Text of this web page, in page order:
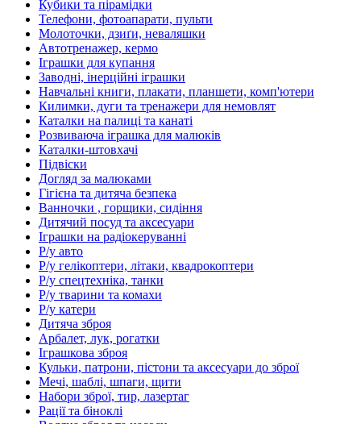
Кубики та пірамідки
Телефони, фотоапарати, пульти
Молоточки, дзиґи, неваляшки
Автотренажер, кермо
Іграшки для купання
Заводні, інерційні іграшки
Навчальні книги, плакати, планшети, комп'ютери
Килимки, дуги та тренажери для немовлят
Каталки на палиці та канаті
Розвиваюча іграшка для малюків
Каталки-штовхачі
Підвіски
Догляд за малюками
Гігієна та дитяча безпека
Ванночки , горщики, сидіння
Дитячий посуд та аксесуари
Іграшки на радіокеруванні
Р/у авто
Р/у гелікоптери, літаки, квадрокоптери
Р/у спецтехніка, танки
Р/у тварини та комахи
Р/у катери
Дитяча зброя
Арбалет, лук, рогатки
Іграшкова зброя
Кульки, патрони, пістони та аксесуари до зброї
Мечі, шаблі, шпаги, щити
Набори зброї, тир, лазертаг
Рації та біноклі